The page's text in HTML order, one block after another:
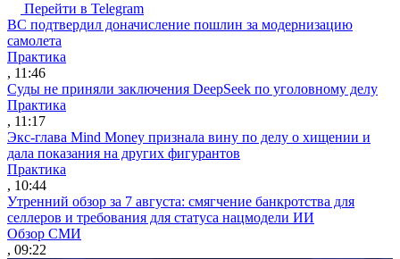
Перейти в Telegram
ВС подтвердил доначисление пошлин за модернизацию
самолета
Практика
, 11:46
Суды не приняли заключения DeepSeek по уголовному делу
Практика
, 11:17
Экс-глава Mind Money признала вину по делу о хищении и
дала показания на других фигурантов
Практика
, 10:44
Утренний обзор за 7 августа: смягчение банкротства для
селлеров и требования для статуса нацмодели ИИ
Обзор СМИ
, 09:22